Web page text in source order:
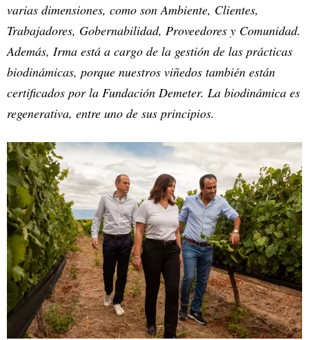
varias dimensiones, como son Ambiente, Clientes,
Trabajadores, Gobernabilidad, Proveedores y Comunidad.
Además, Irma está a cargo de la gestión de las prácticas
biodinámicas, porque nuestros viñedos también están
certificados por la Fundación Demeter. La biodinámica es
regenerativa, entre uno de sus principios.